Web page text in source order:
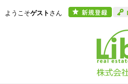
ようこそゲスト さん